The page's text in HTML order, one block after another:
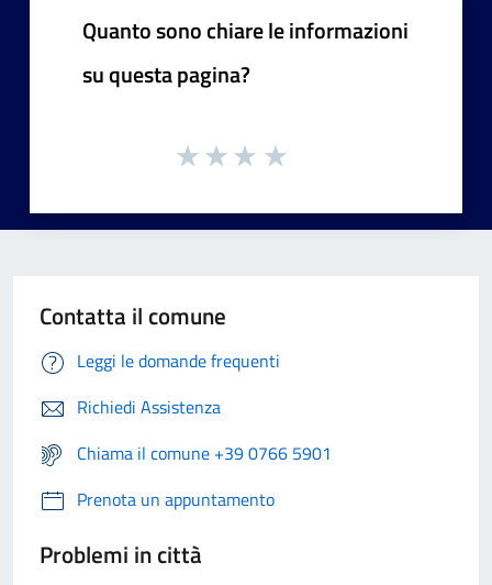
Quanto sono chiare le informazioni
su questa pagina?
Contatta il comune
Leggi le domande frequenti
Richiedi Assistenza
Chiama il comune +39 0766 5901
Prenota un appuntamento
Problemi in città